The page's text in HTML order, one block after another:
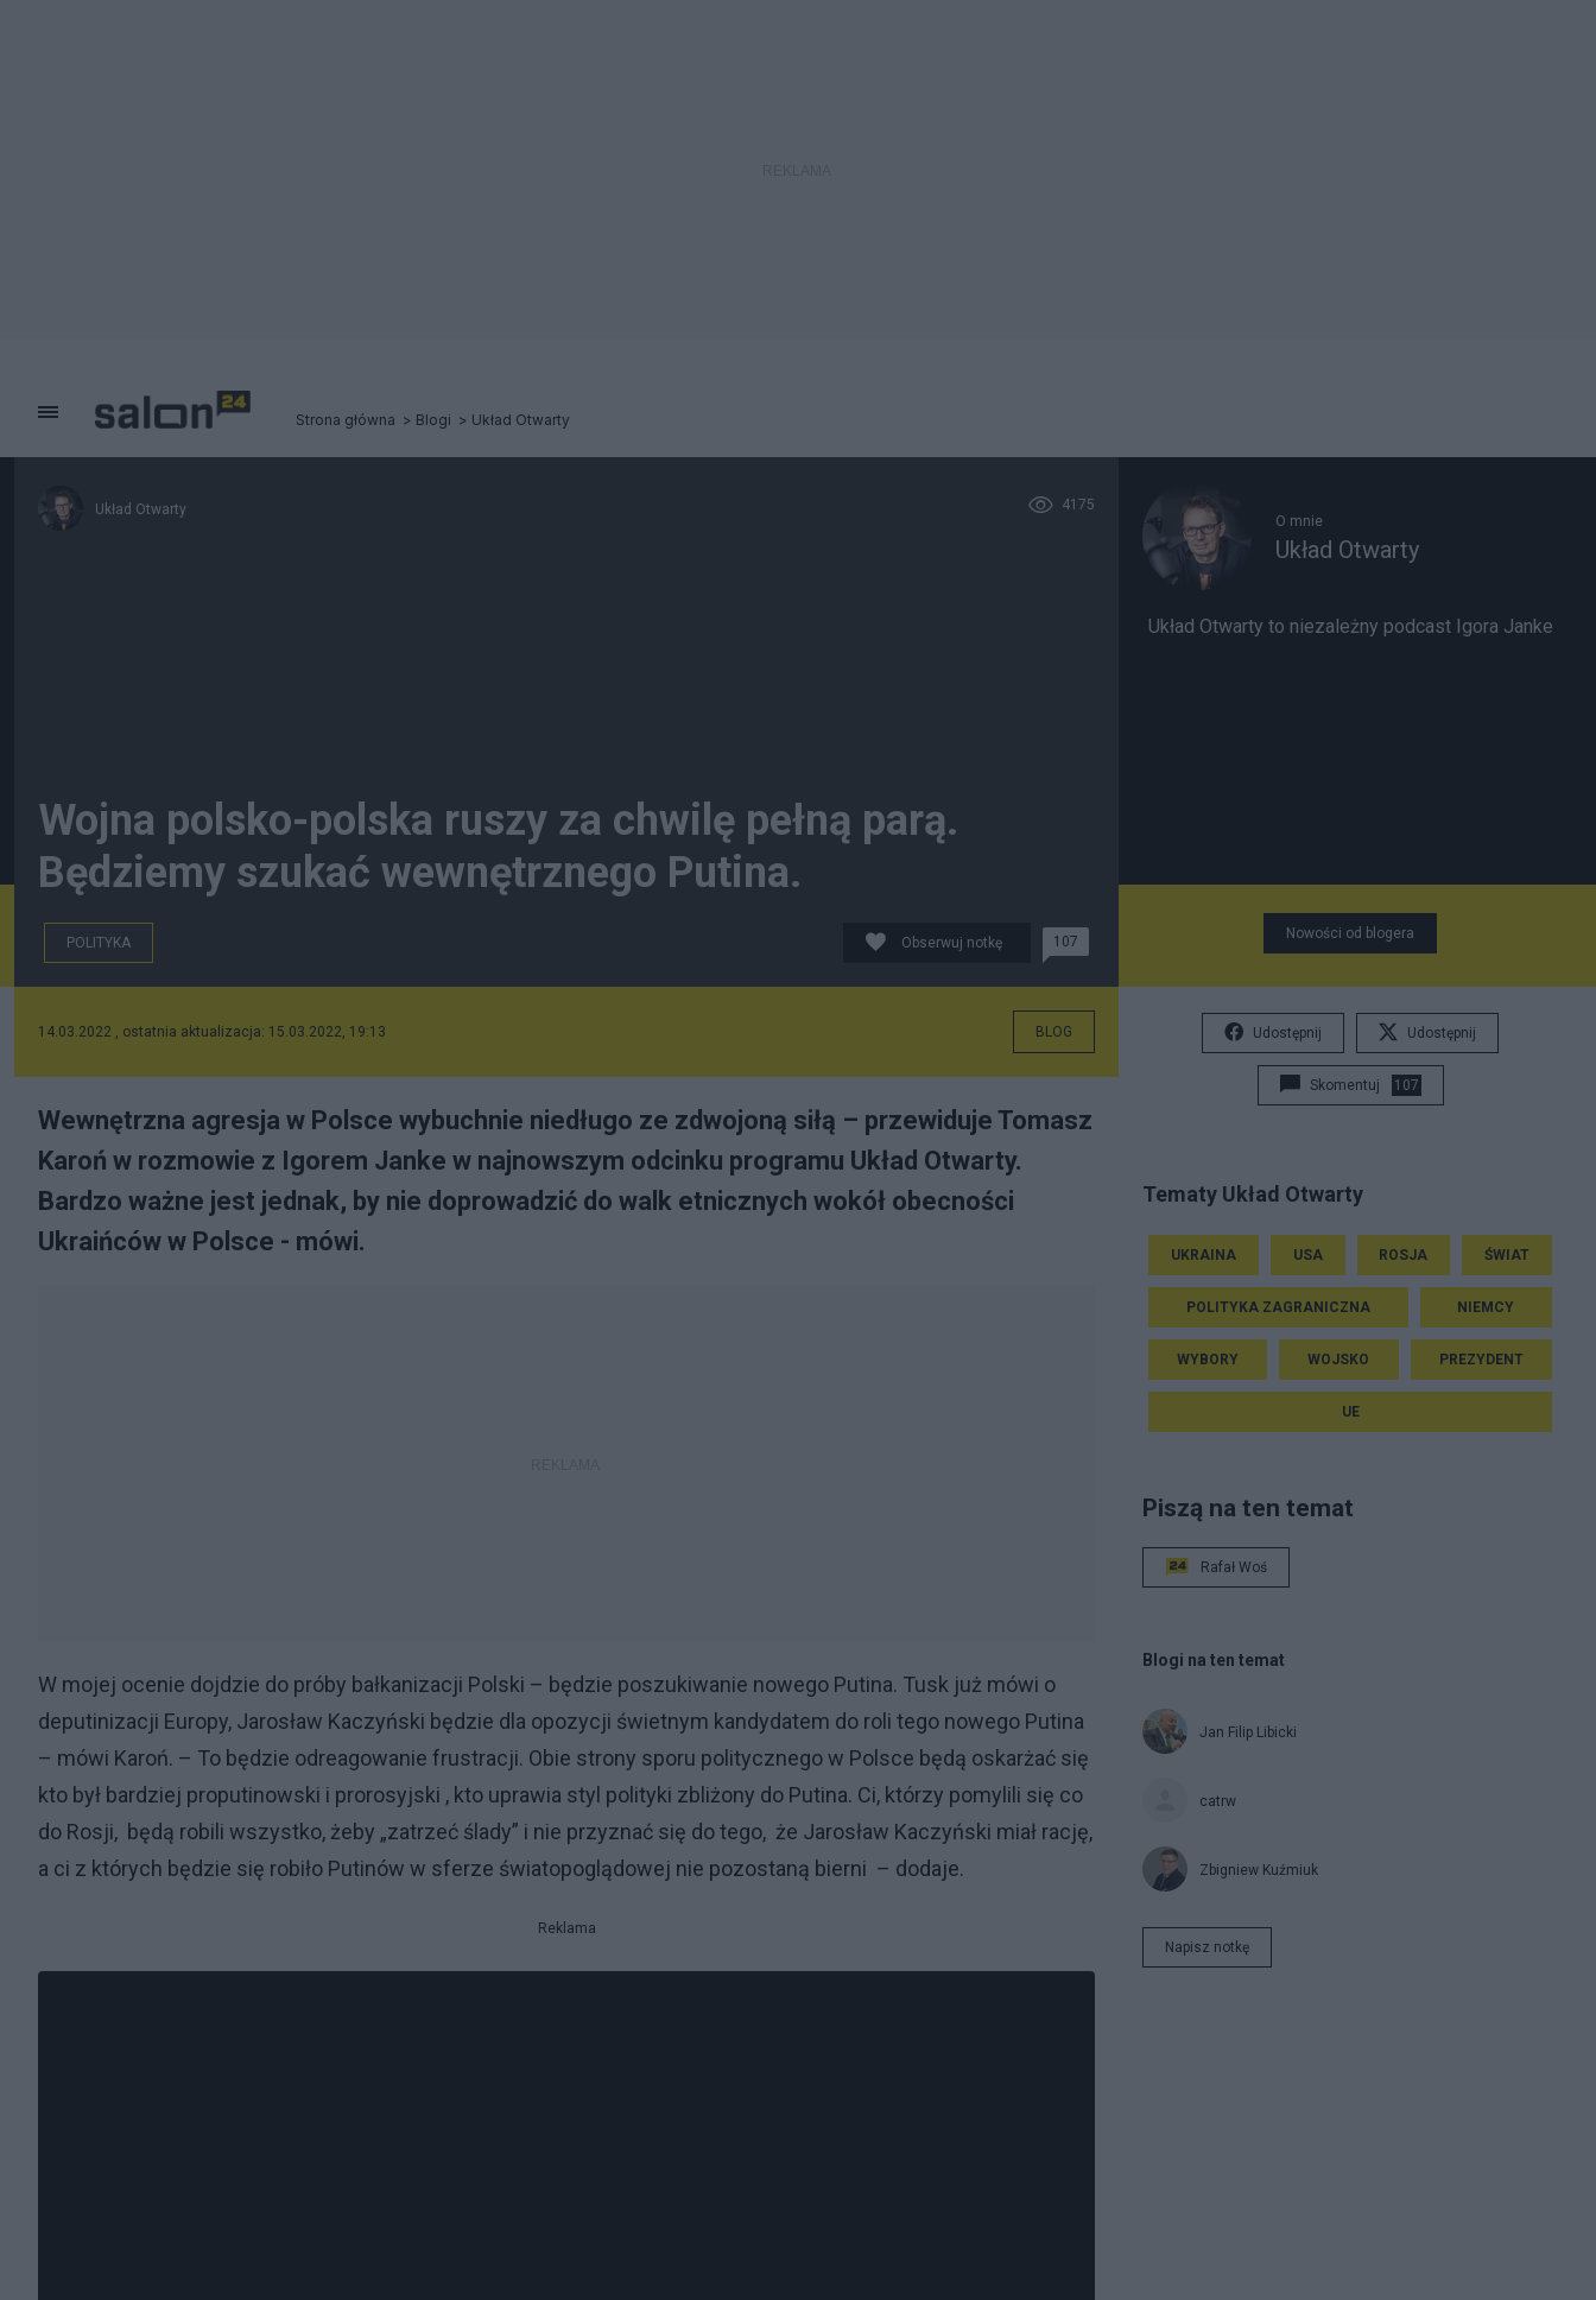
Strona główna Blogi Układ Otwarty
Układ Otwarty 4175
Wojna polsko-polska ruszy za chwilę pełną parą.
Będziemy szukać wewnętrznego Putina.
POLITYKA Obserwuj notkę 107
14.03.2022 , ostatnia aktualizacja: 15.03.2022, 19:13 BLOG
Wewnętrzna agresja w Polsce wybuchnie niedługo ze zdwojoną siłą – przewiduje Tomasz
Karoń w rozmowie z Igorem Janke w najnowszym odcinku programu Układ Otwarty.
Bardzo ważne jest jednak, by nie doprowadzić do walk etnicznych wokół obecności
Ukraińców w Polsce - mówi.
W mojej ocenie dojdzie do próby bałkanizacji Polski – będzie poszukiwanie nowego Putina. Tusk już mówi o
deputinizacji Europy, Jarosław Kaczyński będzie dla opozycji świetnym kandydatem do roli tego nowego Putina
– mówi Karoń. – To będzie odreagowanie frustracji. Obie strony sporu politycznego w Polsce będą oskarżać się
kto był bardziej proputinowski i prorosyjski , kto uprawia styl polityki zbliżony do Putina. Ci, którzy pomylili się co
do Rosji, będą robili wszystko, żeby „zatrzeć ślady” i nie przyznać się do tego, że Jarosław Kaczyński miał rację,
a ci z których będzie się robiło Putinów w sferze światopoglądowej nie pozostaną bierni – dodaje.
Reklama
O mnie
Układ Otwarty
Układ Otwarty to niezależny podcast Igora Janke
Nowości od blogera
Udostępnij Udostępnij
Skomentuj 107
Tematy Układ Otwarty
UKRAINA USA ROSJA ŚWIAT
POLITYKA ZAGRANICZNA NIEMCY
WYBORY WOJSKO PREZYDENT
UE
Piszą na ten temat
Rafał Woś
Blogi na ten temat
Jan Filip Libicki
catrw
Zbigniew Kuźmiuk
Napisz notkę